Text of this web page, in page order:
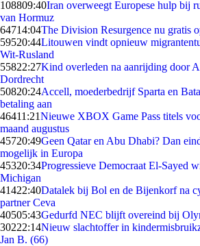
108809:40Iran overweegt Europese hulp bij
van Hormuz
64714:04The Division Resurgence nu gratis
59520:44Litouwen vindt opnieuw
Wit-Rusland
55822:27Kind overleden na aanrijding door
Dordrecht
50820:24Accell, moederbedrijf Sparta en
betaling aan
46411:21Nieuwe XBOX Game Pass titels
maand augustus
45720:49Geen Qatar en Abu Dhabi? Dan
mogelijk in Europa
45320:34Progressieve Democraat El-Sayed
Michigan
41422:40Datalek bij Bol en de Bijenkorf na
partner Ceva
40505:43Gedurfd NEC blijft overeind bij
30222:14Nieuw slachtoffer in
Jan B. (66)